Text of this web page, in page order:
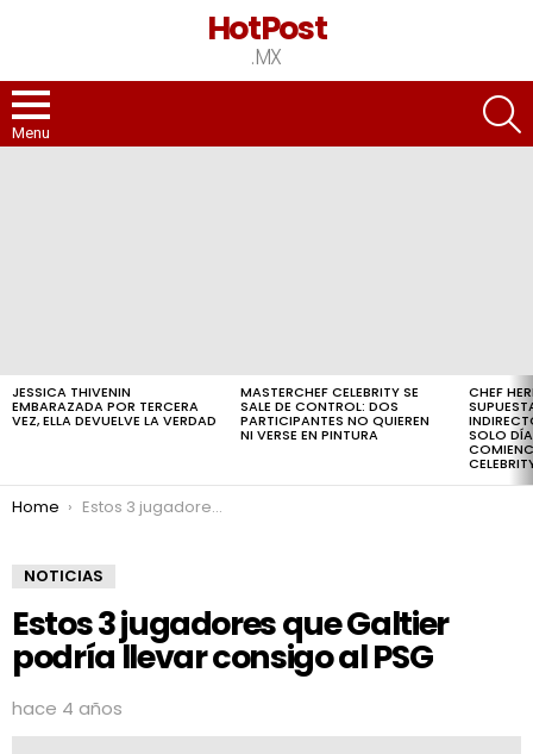
HotPost
.MX
Menu
JESSICA THIVENIN
EMBARAZADA POR TERCERA
VEZ, ELLA DEVUELVE LA VERDAD
MASTERCHEF CELEBRITY SE
SALE DE CONTROL: DOS
PARTICIPANTES NO QUIEREN
NI VERSE EN PINTURA
CHEF
SOLO
You are here:
Home Estos 3 jugadores que Galtier podría llevar consigo al PSG
NOTICIAS
Estos 3 jugadores que Galtier
podría llevar consigo al PSG
hace 4 años